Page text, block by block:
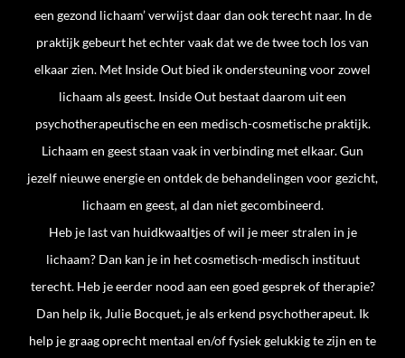
een gezond lichaam’ verwijst daar dan ook terecht naar. In de
praktijk gebeurt het echter vaak dat we de twee toch los van
elkaar zien. Met Inside Out bied ik ondersteuning voor zowel
lichaam als geest. Inside Out bestaat daarom uit een
psychotherapeutische en een medisch-cosmetische praktijk.
Lichaam en geest staan vaak in verbinding met elkaar. Gun
jezelf nieuwe energie en ontdek de behandelingen voor gezicht,
lichaam en geest, al dan niet gecombineerd.
Heb je last van huidkwaaltjes of wil je meer stralen in je
lichaam? Dan kan je in het cosmetisch-medisch instituut
terecht. Heb je eerder nood aan een goed gesprek of therapie?
Dan help ik, Julie Bocquet, je als erkend psychotherapeut. Ik
help je graag oprecht mentaal en/of fysiek gelukkig te zijn en te